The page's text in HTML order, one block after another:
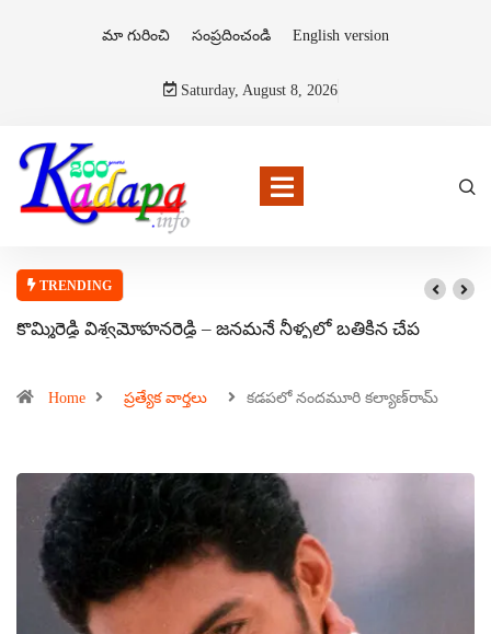
మా గురించి సంప్రదించండి English version
Saturday, August 8, 2026
TRENDING
కొమ్మిరెడ్డి విశ్వమోహనరెడ్డి – జనమనే నీళ్ళలో బతికిన చేప
Home ప్రత్యేక వార్తలు కడపలో నందమూరి కల్యాణ్‌రామ్